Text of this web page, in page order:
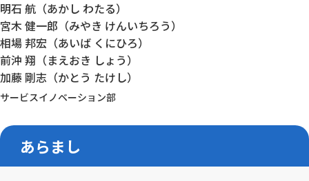
明石 航（あかし わたる）
宮木 健一郎（みやき けんいちろう）
相場 邦宏（あいば くにひろ）
前沖 翔（まえおき しょう）
加藤 剛志（かとう たけし）
サービスイノベーション部
あらまし